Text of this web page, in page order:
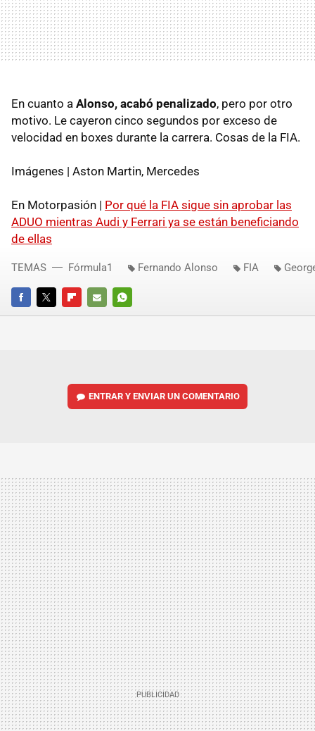
En cuanto a Alonso, acabó penalizado, pero por otro
motivo. Le cayeron cinco segundos por exceso de
velocidad en boxes durante la carrera. Cosas de la FIA.
Imágenes | Aston Martin, Mercedes
En Motorpasión | Por qué la FIA sigue sin aprobar las
ADUO mientras Audi y Ferrari ya se están beneficiando
de ellas
FACEBOOKTWITTERFLIPBOARD
E-
WHATSAPP
TEMAS Fórmula1 Fernando Alonso FIA
ENTRAR Y ENVIAR UN COMENTARIO